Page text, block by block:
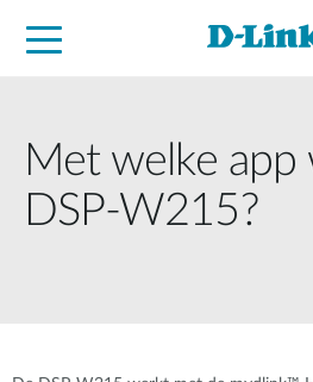
Met welke app
DSP-W215?